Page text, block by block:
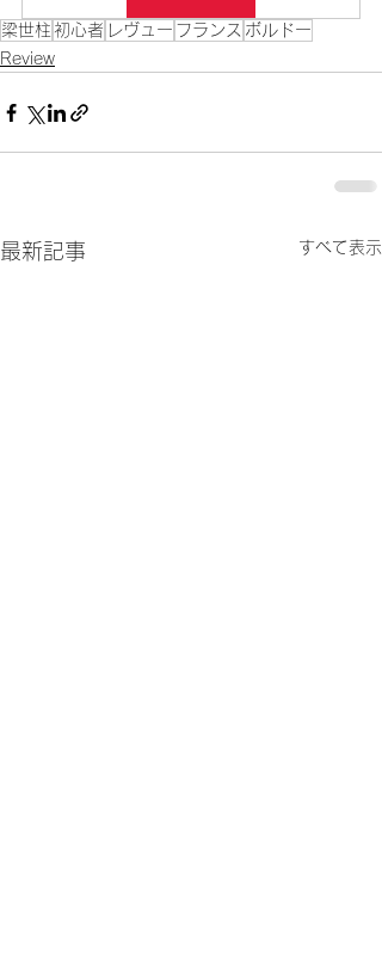
梁世柱 初心者 レヴュー フランス ボルドー
Review
最新記事 すべて表示